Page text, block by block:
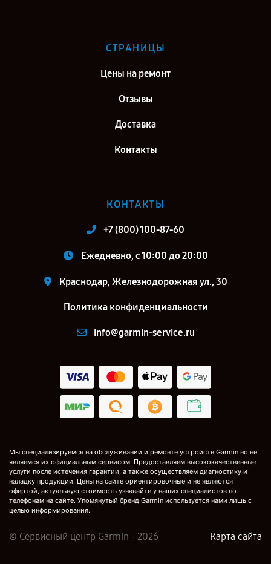
СТРАНИЦЫ
Цены на ремонт
Отзывы
Доставка
Контакты
КОНТАКТЫ
+7 (800) 100-87-60
Ежедневно, с 10:00 до 20:00
Краснодар, Железнодорожная ул., 30
Политика конфиденциальности
info@garmin-service.ru
Мы специализируемся на обслуживании и ремонте устройств Garmin но не
являемся их официальным сервисом. Предоставляем высококачественные
услуги после истечения гарантии, а также осуществляем диагностику и
наладку продукции. Цены на сайте ориентировочные и не являются
офертой, актуальную стоимость узнавайте у наших специалистов по
телефонам на сайте. Упомянутый бренд Garmin используется нами лишь с
целью информирования.
© Сервисный центр Garmin - 2026 Карта сайта